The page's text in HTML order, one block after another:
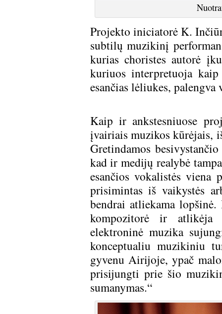
Projekto iniciatorė K.
subtilų muzikinį
kurias choristes autorė
kuriuos interpretuoja
esančias lėliukes,
Kaip ir ankstesniuose
įvairiais muzikos kūrėjais,
Gretindamos
kad ir medijų realybė
esančios vokalistės
prisimintas iš vaikystės
bendrai atliekama
kompozitorė ir atlikėja
elektroninė muzika
konceptualiu muzikiniu
gyvenu Airijoje, ypač
prisijungti prie šio
sumanymas.“